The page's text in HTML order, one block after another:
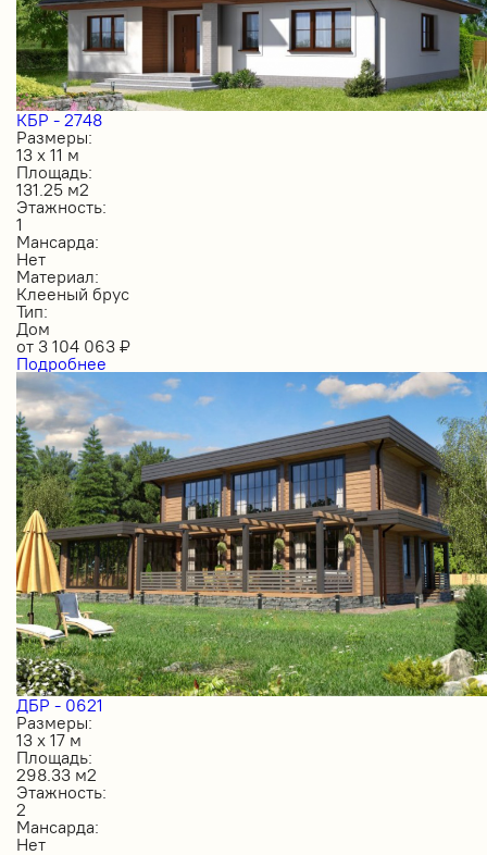
КБР - 2748
Размеры:
13 х 11 м
Площадь:
131.25 м2
Этажность:
1
Мансарда:
Нет
Материал:
Клееный брус
Тип:
Дом
от 3 104 063 ₽
Подробнее
ДБР - 0621
Размеры:
13 х 17 м
Площадь:
298.33 м2
Этажность:
2
Мансарда:
Нет